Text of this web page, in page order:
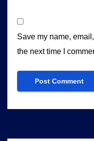
Save my name,
the next time I